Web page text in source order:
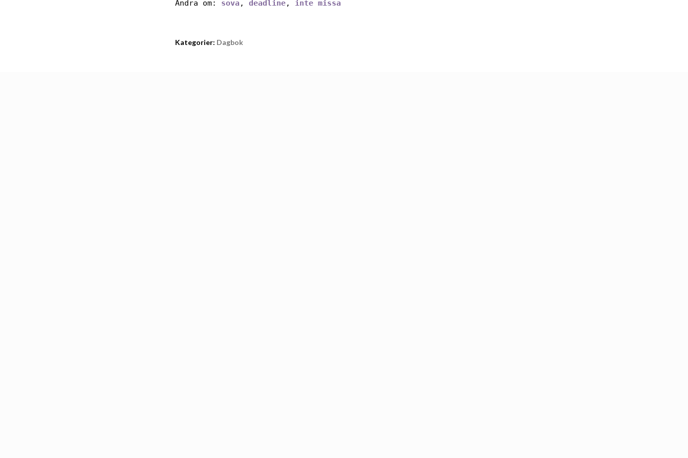
Andra om: sova , deadline, inte missa
Kategorier: Dagbok